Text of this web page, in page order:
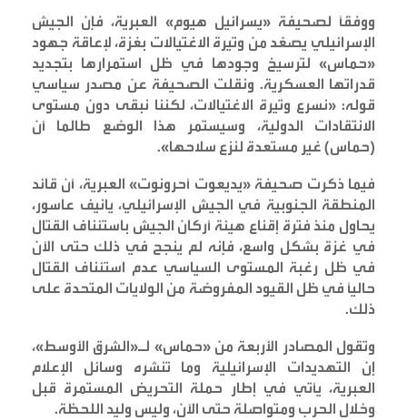
ووفقاً لصحيفة «يسرائيل هيوم» العبرية، فإن الجيش
الإسرائيلي يصعّد من وتيرة الاغتيالات بغزة، لإعاقة جهود
«حماس» لترسيخ وجودها في ظل استمرارها بتجديد
قدراتها العسكرية. ونقلت الصحيفة عن مصدر سياسي
قوله: «نسرع وتيرة الاغتيالات، لكننا نبقى دون مستوى
الانتقادات الدولية، وسيستمر هذا الوضع طالما أن
(حماس) غير مستعدة لنزع سلاحها».
فيما ذكرت صحيفة «يديعوت أحرونوت» العبرية، أن قائد
المنطقة الجنوبية في الجيش الإسرائيلي، يانيف عاسور،
يحاول منذ فترة إقناع هيئة أركان الجيش باستئناف القتال
في غزة بشكل واسع، فإنه لم ينجح في ذلك حتى الآن
في ظل رغبة المستوى السياسي عدم استئناف القتال
حالياً في ظل القيود المفروضة من الولايات المتحدة على
ذلك.
وتقول المصادر الأربعة من «حماس» لـ«الشرق الأوسط»،
إن التهديدات الإسرائيلية وما تنشره وسائل الإعلام
العبرية، يأتي في إطار حملة التحريض المستمرة قبل
وخلال الحرب ومتواصلة حتى الآن، وليس وليد اللحظة.